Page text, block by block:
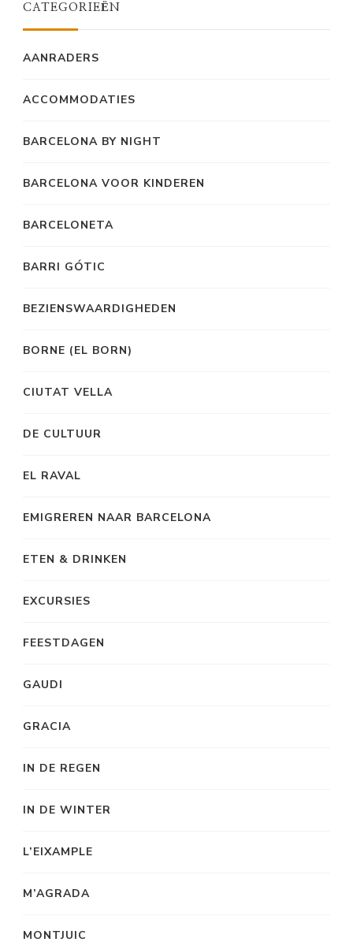
CATEGORIEËN
AANRADERS
ACCOMMODATIES
BARCELONA BY NIGHT
BARCELONA VOOR KINDEREN
BARCELONETA
BARRI GÓTIC
BEZIENSWAARDIGHEDEN
BORNE (EL BORN)
CIUTAT VELLA
DE CULTUUR
EL RAVAL
EMIGREREN NAAR BARCELONA
ETEN & DRINKEN
EXCURSIES
FEESTDAGEN
GAUDI
GRACIA
IN DE REGEN
IN DE WINTER
L’EIXAMPLE
M’AGRADA
MONTJUIC